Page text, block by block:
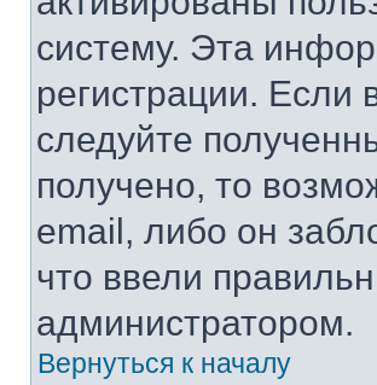
систему. Эта
регистрации.
следуйте
получено, то
email, либо он
что ввели
администратором.
Вернуться к началу